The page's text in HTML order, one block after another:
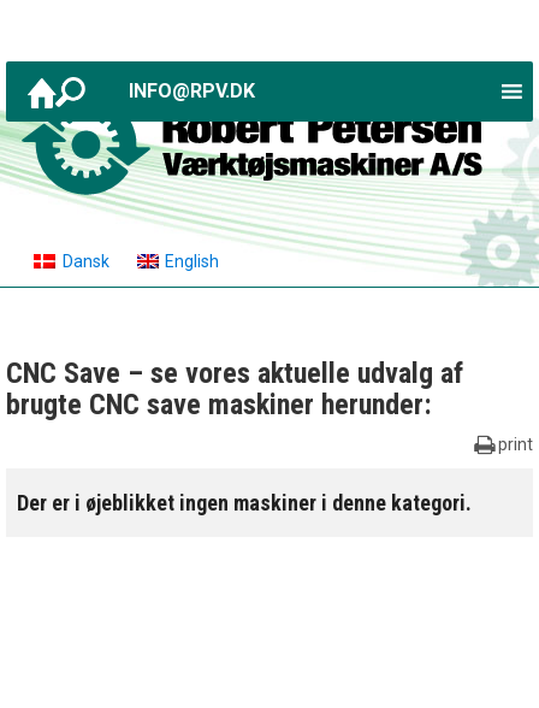
Dansk English
INFO@RPV.DK
CNC Save – se vores aktuelle udvalg af
brugte CNC save maskiner herunder:
print
Der er i øjeblikket ingen maskiner i denne kategori.